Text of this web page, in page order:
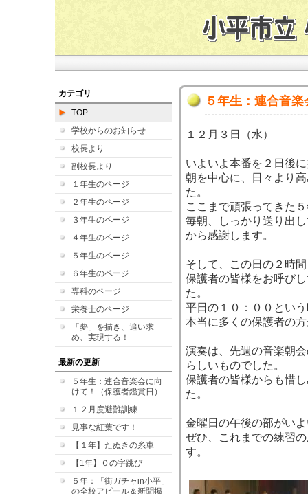
カテゴリ
TOP
学校からのお知らせ
校長より
副校長より
１年生のページ
２年生のページ
３年生のページ
４年生のページ
５年生のページ
６年生のページ
専科のページ
栄養士のページ
「夢」を描き、追い求
め、実現する！
最新の更新
５年生：連合音楽会に向
けて！（保護者鑑賞日）
１２月度避難訓練
見事な紅葉です！
【１年】たぬきの糸車
【1年】０の字跳び
５年：「街ガチャin小平」
の全校アピール＆新聞掲
５年生：連合音
１２月３日（水）
いよいよ本番を２日後
朝を中心に、日々より
た。
ここまで頑張ってきた
毎朝、しっかり送り出
から感謝します。
そして、この日の２時
保護者の皆様をお呼び
た。
平日の１０：００とい
本当に多くの保護者の
演奏は、先週の音楽朝
らしいものでした。
保護者の皆様からも惜
た。
金曜日の午後の部がい
ぜひ、これまでの練習
す。